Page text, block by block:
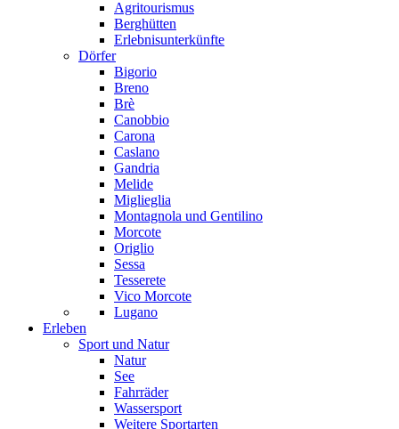
Agritourismus
Berghütten
Erlebnisunterkünfte
Dörfer
Bigorio
Breno
Brè
Canobbio
Carona
Caslano
Gandria
Melide
Miglieglia
Montagnola und Gentilino
Morcote
Origlio
Sessa
Tesserete
Vico Morcote
Lugano
Erleben
Sport und Natur
Natur
See
Fahrräder
Wassersport
Weitere Sportarten